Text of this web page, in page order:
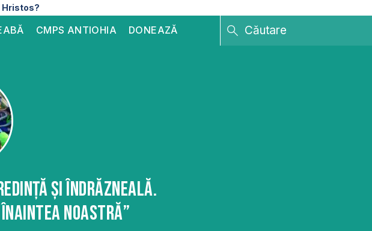
Hristos?
CMPS ANTIOHIA DONEAZĂ
și îndrăzneală.
înaintea noastră”